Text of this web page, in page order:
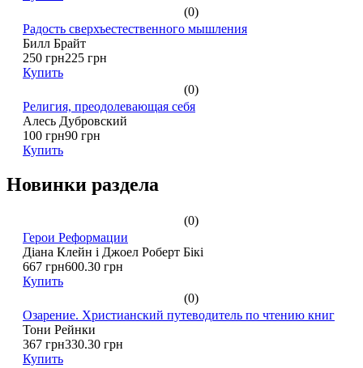
(0)
Радость сверхъестественного мышления
Билл Брайт
250 грн225 грн
Купить
(0)
Религия, преодолевающая себя
Алесь Дубровский
100 грн90 грн
Купить
Новинки раздела
(0)
Герои Реформации
Діана Клейн і Джоел Роберт Бікі
667 грн600.30 грн
Купить
(0)
Озарение. Христианский путеводитель по чтению книг
Тони Рейнки
367 грн330.30 грн
Купить